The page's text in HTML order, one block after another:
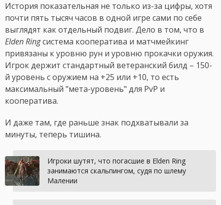
История показательная не только из-за цифры, хотя
почти пять тысяч часов в одной игре сами по себе
выглядят как отдельный подвиг. Дело в том, что в
Elden Ringсистема кооператива и матчмейкинг
привязаны к уровню рун и уровню прокачки оружия.
Игрок держит стандартный ветеранский билд – 150-
й уровень с оружием на +25 или +10, то есть
максимальный "мета-уровень" для PvP и
кооператива.
И даже там, где раньше знак подхватывали за
минуты, теперь тишина.
Игроки шутят, что погасшие в Elden Ring
занимаются скальпингом, судя по шлему
Малении